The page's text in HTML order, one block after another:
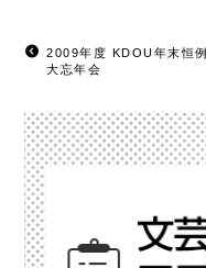
2009年度 KDOU年末恒例
大忘年会